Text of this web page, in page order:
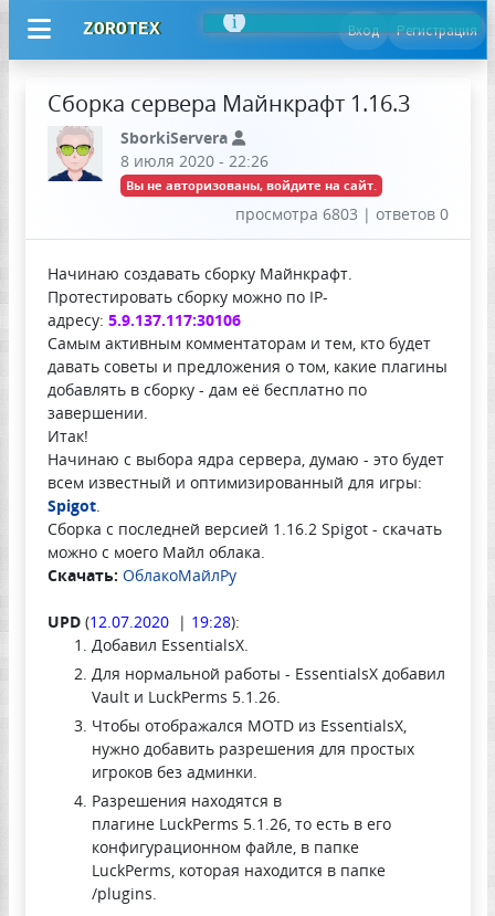
ZOROTEX Вход Регистрация
Сборка сервера Майнкрафт 1.16.3
SborkiServera
8 июля 2020 - 22:26
Вы не авторизованы, войдите на сайт.
просмотра 6803 | ответов 0
Начинаю создавать сборку Майнкрафт.
Протестировать сборку можно по IP-
адресу: 5.9.137.117:30106
Самым активным комментаторам и тем, кто будет
давать советы и предложения о том, какие плагины
добавлять в сборку - дам её бесплатно по
завершении.
Итак!
Начинаю с выбора ядра сервера, думаю - это будет
всем известный и оптимизированный для игры:
Spigot.
Сборка с последней версией 1.16.2 Spigot - скачать
можно с моего Майл облака.
Скачать: ОблакоМайлРу
UPD(12.07.2020| 19:28):
Добавил EssentialsX.
Для нормальной работы - EssentialsX добавил
Vault и LuckPerms 5.1.26.
Чтобы отображался MOTD из EssentialsX,
нужно добавить разрешения для простых
игроков без админки.
Разрешения находятся в
плагине LuckPerms 5.1.26, то есть в его
конфигурационном файле, в папке
LuckPerms, которая находится в папке
/plugins.